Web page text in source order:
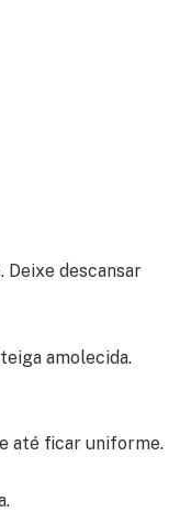
descansar
amolecida.
até ficar uniforme.